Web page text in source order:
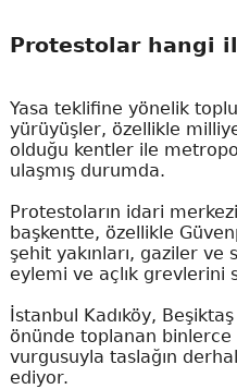
Protestolar hangi
Yasa teklifine yönelik
yürüyüşler, özellikle
olduğu kentler ile
ulaşmış durumda.
Protestoların idari
başkentte, özellikle
şehit yakınları, gaziler
eylemi ve açlık grevlerini
İstanbul Kadıköy,
önünde toplanan
vurgusuyla taslağın
ediyor.